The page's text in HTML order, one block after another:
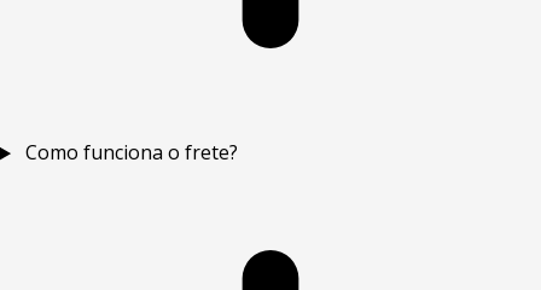
Como funciona o frete?